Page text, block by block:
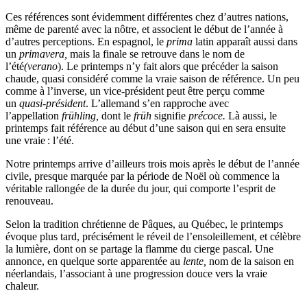
Ces références sont évidemment différentes chez d’autres nations,
même de parenté avec la nôtre, et associent le début de l’année à
d’autres perceptions. En espagnol, le prima latin apparaît aussi dans
un primavera, mais la finale se retrouve dans le nom de
l’été(verano). Le printemps n’y fait alors que précéder la saison
chaude, quasi considéré comme la vraie saison de référence. Un peu
comme à l’inverse, un vice-président peut être perçu comme
un quasi-président. L’allemand s’en rapproche avec
l’appellation frühling, dont le früh signifie précoce. Là aussi, le
printemps fait référence au début d’une saison qui en sera ensuite
une vraie : l’été.
Notre printemps arrive d’ailleurs trois mois après le début de l’année
civile, presque marquée par la période de Noël où commence la
véritable rallongée de la durée du jour, qui comporte l’esprit de
renouveau.
Selon la tradition chrétienne de Pâques, au Québec, le printemps
évoque plus tard, précisément le réveil de l’ensoleillement, et célèbre
la lumière, dont on se partage la flamme du cierge pascal. Une
annonce, en quelque sorte apparentée au lente, nom de la saison en
néerlandais, l’associant à une progression douce vers la vraie
chaleur.